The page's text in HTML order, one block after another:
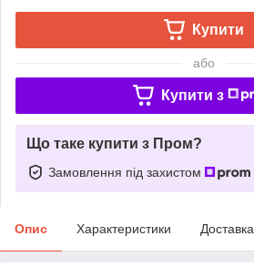
Купити
або
Купити з
Що таке купити з Пром?
Замовлення під захистом
Опис Характеристики Доставка